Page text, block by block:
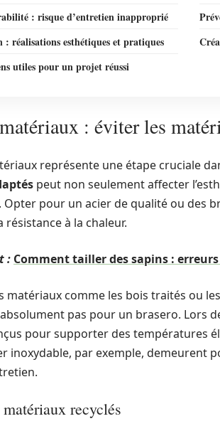
: risque d’entretien inapproprié
: réalisations esthétiques et pratiques
utiles pour un projet réussi
: éviter les
représente une étape cruciale
peut non seulement affecter
Opter pour un acier de qualité ou des
à la chaleur.
: Comment tailler des sapins :
matériaux comme les bois traités ou
pas pour un brasero. Lors
pour supporter des températures
inoxydable, par exemple, demeurent
recyclés